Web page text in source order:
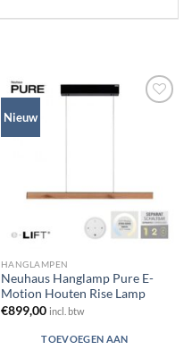
Nieuw
HANGLAMPEN
Neuhaus Hanglamp Pure E-
Motion Houten Rise Lamp
€899,00 incl. btw
TOEVOEGEN AAN